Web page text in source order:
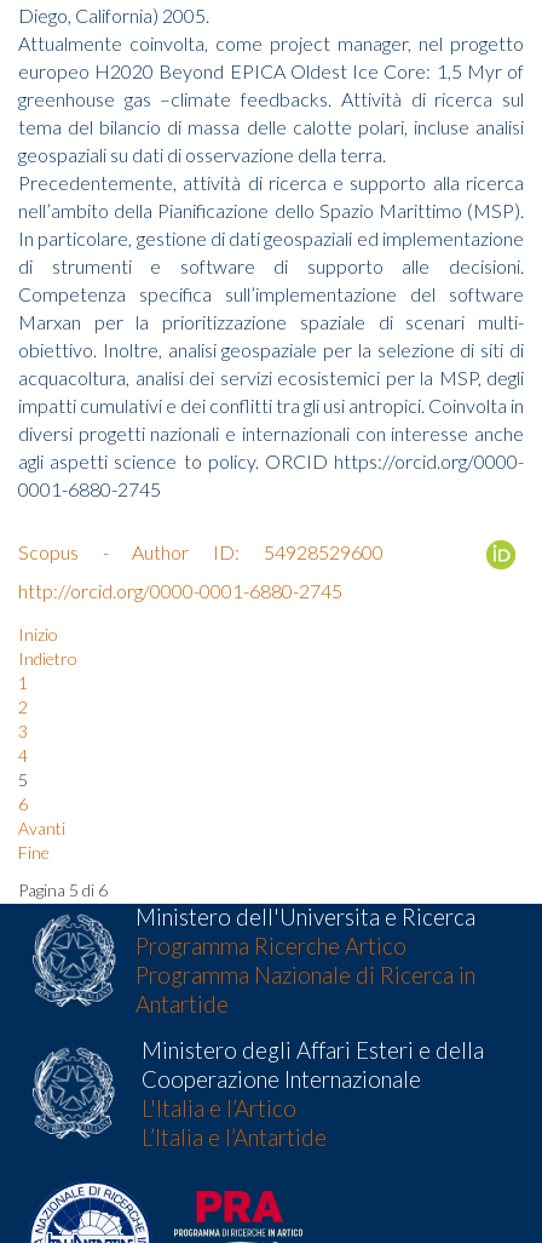
Diego, California) 2005.
Attualmente coinvolta, come project manager, nel progetto
europeo H2020 Beyond EPICA Oldest Ice Core: 1,5 Myr of
greenhouse gas –climate feedbacks. Attività di ricerca sul
tema del bilancio di massa delle calotte polari, incluse analisi
geospaziali su dati di osservazione della terra.
Precedentemente, attività di ricerca e supporto alla ricerca
nell’ambito della Pianificazione dello Spazio Marittimo (MSP).
In particolare, gestione di dati geospaziali ed implementazione
di strumenti e software di supporto alle decisioni.
Competenza specifica sull’implementazione del software
Marxan per la prioritizzazione spaziale di scenari multi-
obiettivo. Inoltre, analisi geospaziale per la selezione di siti di
acquacoltura, analisi dei servizi ecosistemici per la MSP, degli
impatti cumulativi e dei conflitti tra gli usi antropici. Coinvolta in
diversi progetti nazionali e internazionali con interesse anche
agli aspetti science to policy. ORCID https://orcid.org/0000-
0001-6880-2745
Scopus - Author ID: 54928529600
http://orcid.org/0000-0001-6880-2745
Inizio
Indietro
1
2
3
4
5
6
Avanti
Fine
Pagina 5 di 6
Ministero dell'Universita e Ricerca
Programma Ricerche Artico
Programma Nazionale di Ricerca in
Antartide
Ministero degli Affari Esteri e della
Cooperazione Internazionale
L'Italia e l’Artico
L’Italia e l’Antartide